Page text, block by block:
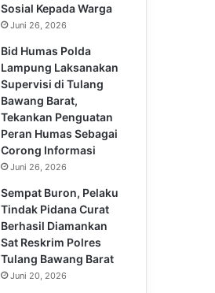
Sosial Kepada Warga
Juni 26, 2026
Bid Humas Polda
Lampung Laksanakan
Supervisi di Tulang
Bawang Barat,
Tekankan Penguatan
Peran Humas Sebagai
Corong Informasi
Juni 26, 2026
Sempat Buron, Pelaku
Tindak Pidana Curat
Berhasil Diamankan
Sat Reskrim Polres
Tulang Bawang Barat
Juni 20, 2026